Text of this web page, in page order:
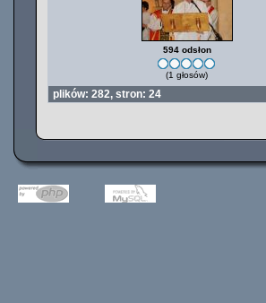
594 odsłon
(1 głosów)
plików: 282, stron: 24